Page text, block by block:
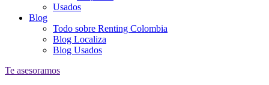
Usados
Blog
Todo sobre Renting Colombia
Blog Localiza
Blog Usados
Te asesoramos